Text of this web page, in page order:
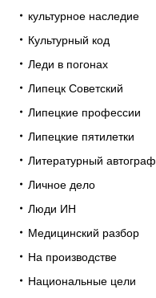
культурное наследие
Культурный код
Леди в погонах
Липецк Советский
Липецкие профессии
Липецкие пятилетки
Литературный автограф
Личное дело
Люди ИН
Медицинский разбор
На производстве
Национальные цели